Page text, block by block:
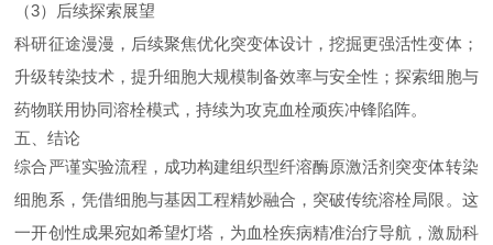
（3）后续探索展望
科研征途漫漫，后续聚焦优化突变体设计，挖掘更强活性变体；
升级转染技术，提升细胞大规模制备效率与安全性；探索细胞与
药物联用协同溶栓模式，持续为攻克血栓顽疾冲锋陷阵。
五、结论
综合严谨实验流程，成功构建组织型纤溶酶原激活剂突变体转染
细胞系，凭借细胞与基因工程精妙融合，突破传统溶栓局限。这
一开创性成果宛如希望灯塔，为血栓疾病精准治疗导航，激励科